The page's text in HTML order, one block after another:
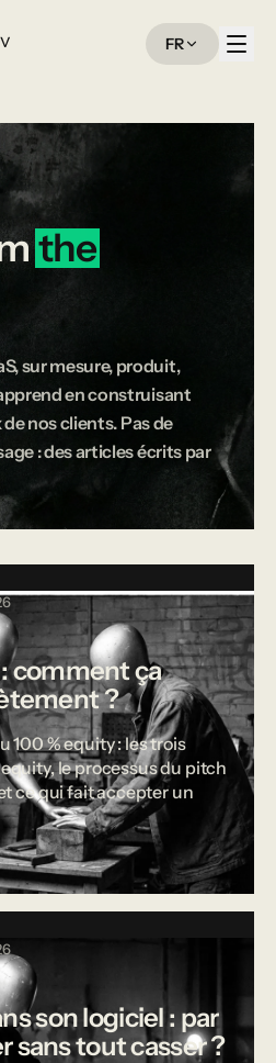
FR
the
sur mesure, produit,
en construisant
nos clients. Pas de
: des articles écrits par
comment ça
?
100 % equity : les trois
le processus du pitch
ce qui fait accepter un
son logiciel : par
sans tout casser ?